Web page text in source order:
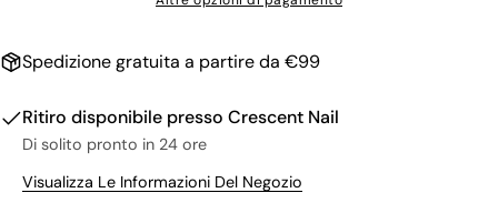
Spedizione gratuita a partire da €99
Ritiro disponibile presso Crescent Nail
Di solito pronto in 24 ore
Visualizza Le Informazioni Del Negozio
Condividi
su
Facebook
Condividi
su
X
Pin
su
Pinterest
tuo
Il
messaggio